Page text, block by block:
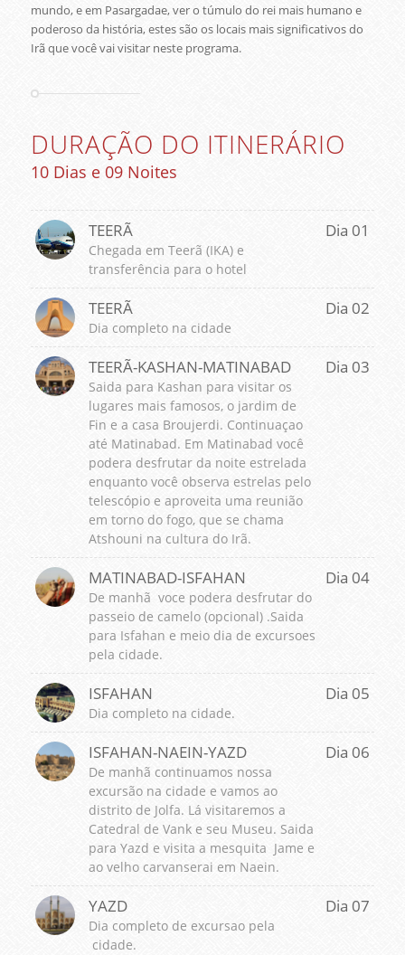
mundo, e em Pasargadae, ver o túmulo do rei mais humano e
poderoso da história, estes são os locais mais significativos do
Irã que você vai visitar neste programa.
DURAÇÃO DO ITINERÁRIO
10 Dias e 09 Noites
TEERÃ Dia 01
Chegada em Teerã (IKA) e
transferência para o hotel
TEERÃ Dia 02
Dia completo na cidade
TEERÃ-KASHAN-MATINABAD Dia 03
Saida para Kashan para visitar os
lugares mais famosos, o jardim de
Fin e a casa Broujerdi. Continuaçao
até Matinabad. Em Matinabad você
podera desfrutar da noite estrelada
enquanto você observa estrelas pelo
telescópio e aproveita uma reunião
em torno do fogo, que se chama
Atshouni na cultura do Irã.
MATINABAD-ISFAHAN Dia 04
De manhã voce podera desfrutar do
passeio de camelo (opcional) .Saida
para Isfahan e meio dia de excursoes
pela cidade.
ISFAHAN Dia 05
Dia completo na cidade.
ISFAHAN-NAEIN-YAZD Dia 06
De manhã continuamos nossa
excursão na cidade e vamos ao
distrito de Jolfa. Lá visitaremos a
Catedral de Vank e seu Museu. Saida
para Yazd e visita a mesquita Jame e
ao velho carvanserai em Naein.
YAZD Dia 07
Dia completo de excursao pela
cidade.